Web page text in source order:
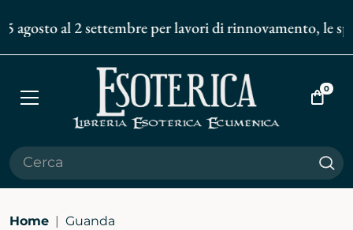
agosto al 2 settembre per lavori di rinnovamento, le
Apri
Vai
0
Home Guanda